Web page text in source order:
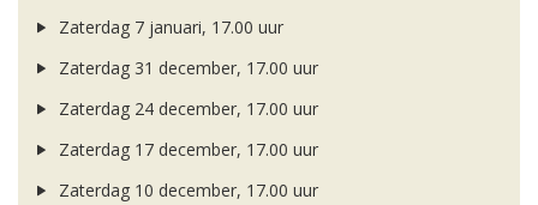
Zaterdag 7 januari, 17.00 uur
Zaterdag 31 december, 17.00 uur
Zaterdag 24 december, 17.00 uur
Zaterdag 17 december, 17.00 uur
Zaterdag 10 december, 17.00 uur